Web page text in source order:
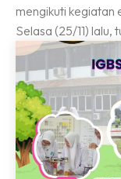
mengikuti kegiatan
Selasa (25/11) lalu,